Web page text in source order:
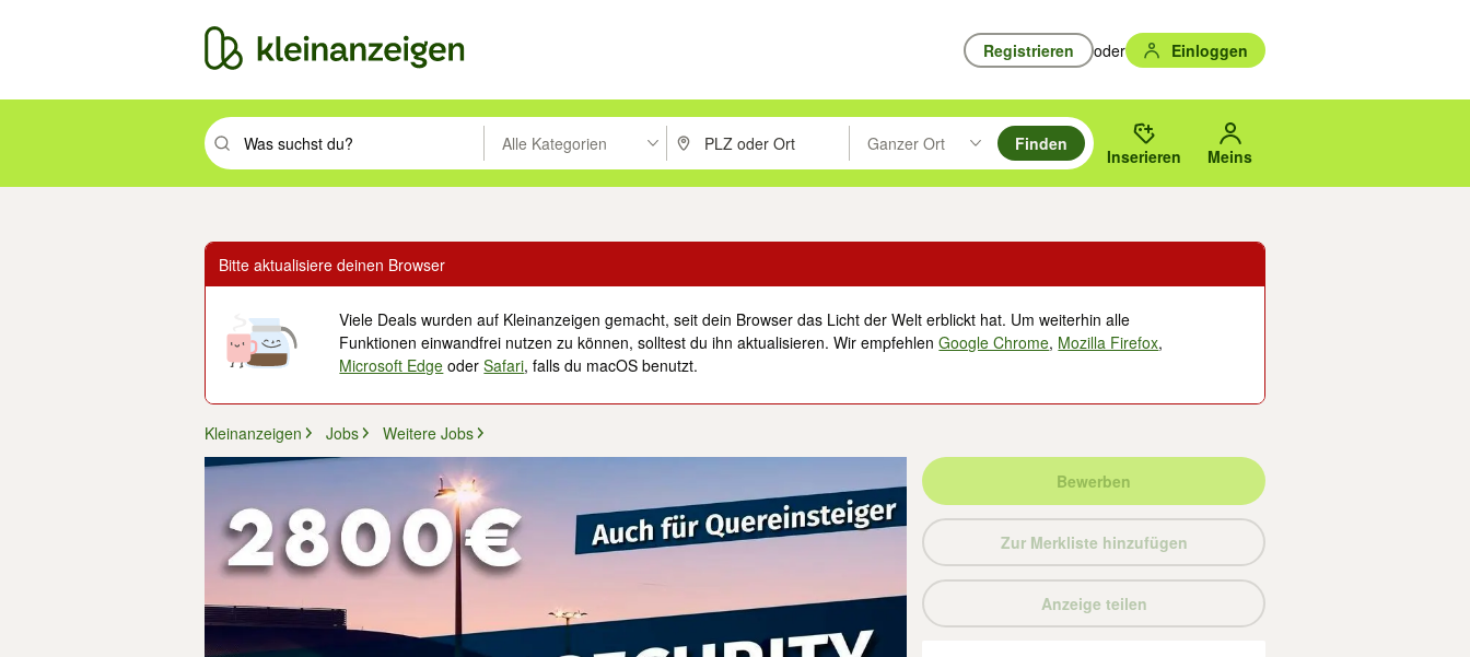
Registrieren oder Einloggen
Suchbegriff eingeben. Eingabetaste drücken um zu suchen, oder Vorschläge mit den Pfeiltasten nach oben/unten durchsuchen und mit Eingabetaste auswählen.
Alle Kategorien PLZ oder Ort eingeben. Eingabetaste drücken um zu suchen, oder Vorschläge mit den Pfeiltasten nach oben/
Ganzer Ort
Suche im Umkreis des gewählten Orts oder PLZ.
Finden
Inserieren Meins
Bitte aktualisiere deinen Browser
Viele Deals wurden auf Kleinanzeigen gemacht, seit dein Browser das Licht der Welt erblickt hat. Um weiterhin alle
Funktionen einwandfrei nutzen zu können, solltest du ihn aktualisieren. Wir empfehlenGoogle Chrome, Mozilla Firefox,
Microsoft Edge oderSafari, falls du macOS benutzt.
Kleinanzeigen Jobs Weitere Jobs
Bewerben
Zur Merkliste hinzufügen
Anzeige teilen